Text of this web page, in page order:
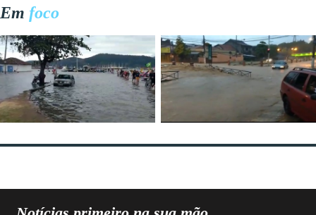
Em foco